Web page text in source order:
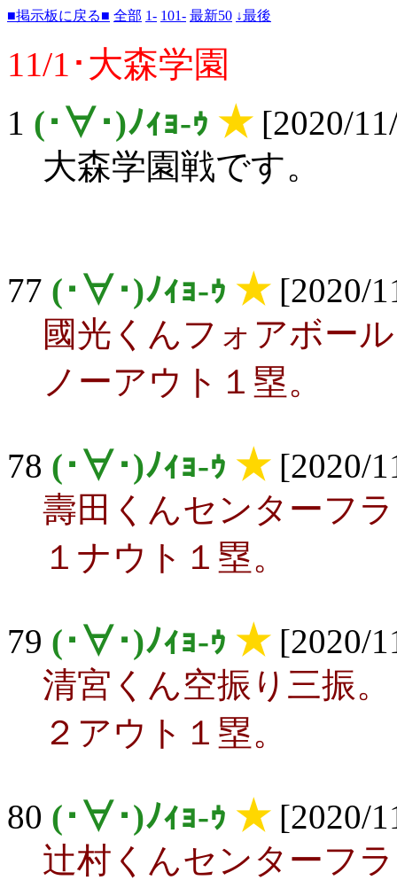
■掲示板に戻る■ 全部 1- 101- 最新50 ↓最後
11/1･大森学園
1 (･∀･)ﾉｨｮ-ｩ ★[2020/
大森学園戦です。
77 (･∀･)ﾉｨｮ-ｩ ★[2020/
國光くんフォアボー
ノーアウト１塁。
78 (･∀･)ﾉｨｮ-ｩ ★[2020/
壽田くんセンターフ
１ナウト１塁。
79 (･∀･)ﾉｨｮ-ｩ ★[2020/
清宮くん空振り三振。
２アウト１塁。
80 (･∀･)ﾉｨｮ-ｩ ★[2020/
辻村くんセンターフ